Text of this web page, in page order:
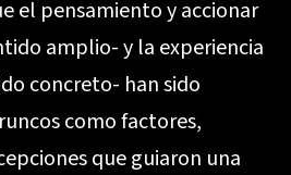
el pensamiento y accionar
amplio- y la experiencia
concreto- han sido
como factores,
que guiaron una